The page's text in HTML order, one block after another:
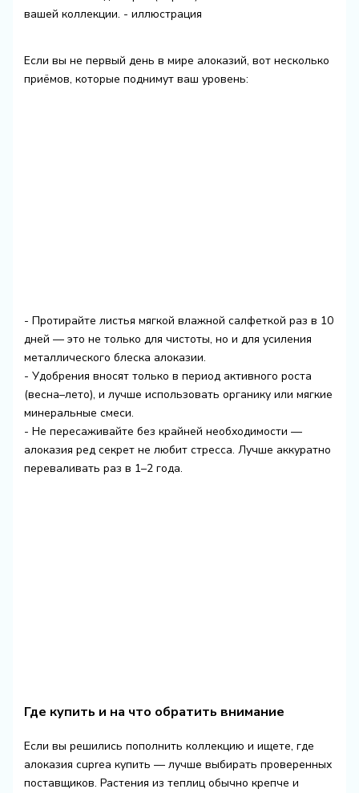
Если вы не первый день в мире алоказий, вот несколько
приёмов, которые поднимут ваш уровень:
- Протирайте листья мягкой влажной салфеткой раз в 10
дней — это не только для чистоты, но и для усиления
металлического блеска алоказии.
- Удобрения вносят только в период активного роста
(весна–лето), и лучше использовать органику или мягкие
минеральные смеси.
- Не пересаживайте без крайней необходимости —
алоказия ред секрет не любит стресса. Лучше аккуратно
переваливать раз в 1–2 года.
Где купить и на что обратить внимание
Если вы решились пополнить коллекцию и ищете, где
алоказия cuprea купить — лучше выбирать проверенных
поставщиков. Растения из теплиц обычно крепче и